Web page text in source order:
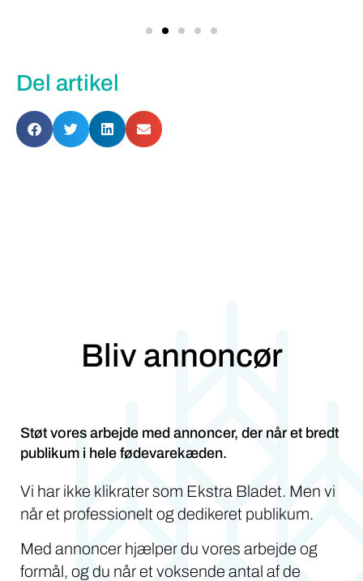
Del artikel
Bliv annoncør
Støt vores arbejde med annoncer, der når et bredt
publikum i hele fødevarekæden.
Vi har ikke klikrater som Ekstra Bladet. Men vi
når et professionelt og dedikeret publikum.
Med annoncer hjælper du vores arbejde og
formål, og du når et voksende antal af de